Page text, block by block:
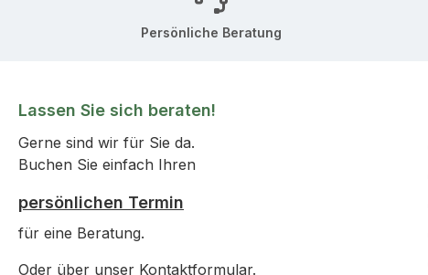
Persönliche Beratung
Lassen Sie sich beraten!
Gerne sind wir für Sie da.
Buchen Sie einfach Ihren
persönlichen Termin
für eine Beratung.
Oder über unser Kontaktformular.